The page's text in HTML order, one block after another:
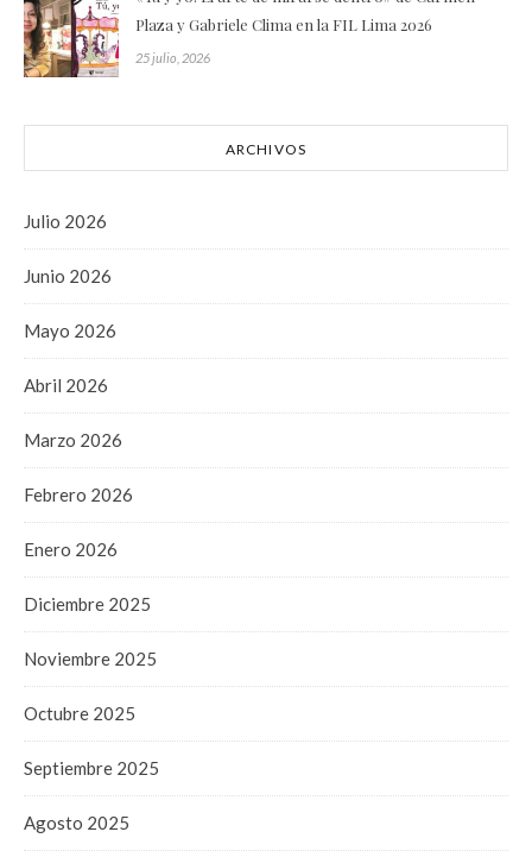
Plaza y Gabriele Clima en la FIL Lima 2026
25 julio, 2026
ARCHIVOS
Julio 2026
Junio 2026
Mayo 2026
Abril 2026
Marzo 2026
Febrero 2026
Enero 2026
Diciembre 2025
Noviembre 2025
Octubre 2025
Septiembre 2025
Agosto 2025